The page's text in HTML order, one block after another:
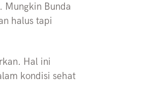
Mungkin Bunda
halus tapi
Hal ini
kondisi sehat